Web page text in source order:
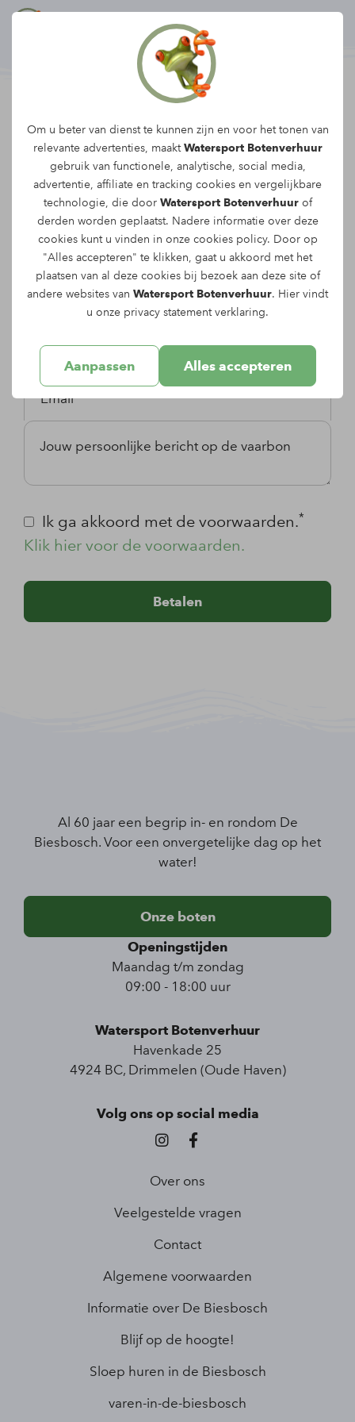
Om u beter van dienst te kunnen zijn en voor het tonen van
relevante advertenties, maaktWatersport Botenverhuur
gebruik van functionele, analytische, social media,
advertentie, affiliate en tracking cookies en vergelijkbare
technologie, die door Watersport Botenverhuurof
derden worden geplaatst. Nadere informatie over deze
cookies kunt u vinden in onze cookies policy. Door op
"Alles accepteren" te klikken, gaat u akkoord met het
plaatsen van al deze cookies bij bezoek aan deze site of
andere websites van Watersport Botenverhuur. Hier vindt
u onze privacy statementverklaring.
Aanpassen Alles accepteren
Vaarbon 50 euro
Verras iemand met een vaarbon ter
waarde van €50. Maak het cadeau af met
een persoonlijke boodschap!
Naam*
Telefoon*
Email*
Jouw persoonlijke bericht op de vaarbon
Ik ga akkoord met de voorwaarden.*
Klik hier voor de voorwaarden.
Betalen
Al 60 jaar een begrip in- en rondom De
Biesbosch. Voor een onvergetelijke dag op het
water!
Onze boten
Openingstijden
Maandag t/m zondag
09:00 - 18:00 uur
Watersport Botenverhuur
Havenkade 25
4924 BC, Drimmelen (Oude Haven)
Volg ons op social media
Over ons
Veelgestelde vragen
Contact
Algemene voorwaarden
Informatie over De Biesbosch
Blijf op de hoogte!
Sloep huren in de Biesbosch
varen-in-de-biesbosch